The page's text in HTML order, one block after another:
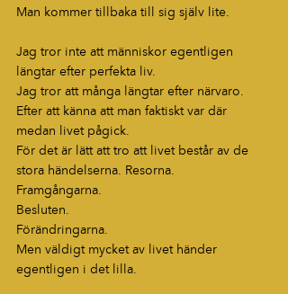
Man kommer tillbaka till sig själv lite.
Jag tror inte att människor egentligen
längtar efter perfekta liv.
Jag tror att många längtar efter närvaro.
Efter att känna att man faktiskt var där
medan livet pågick.
För det är lätt att tro att livet består av de
stora händelserna. Resorna.
Framgångarna.
Besluten.
Förändringarna.
Men väldigt mycket av livet händer
egentligen i det lilla.